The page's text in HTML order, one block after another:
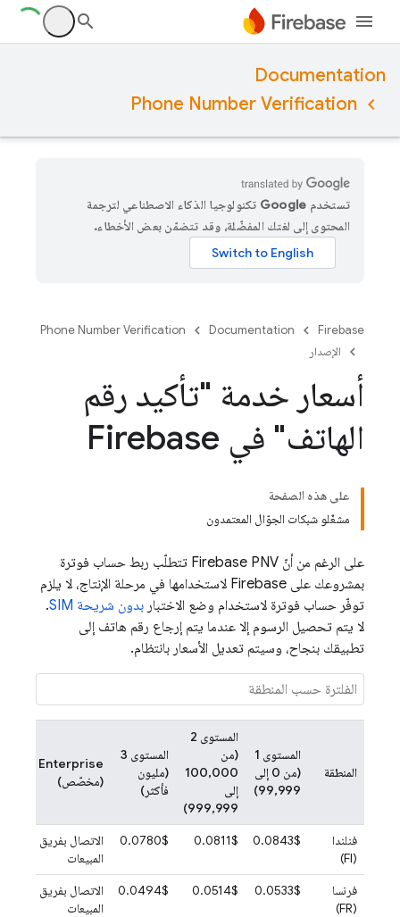
Documentation
Phone Number Verification
تستخدم Google تكنولوجيا الذكاء الاصطناعي لترجمة
المحتوى إلى لغتك المفضّلة، وقد تتضمّن بعض الأخطاء.
Firebase
Documentation
Phone Number Verification
الإصدار
أسعار خدمة "تأكيد رقم
الهاتف" في Firebase
على هذه الصفحة
مشغّلو شبكات الجوّال المعتمدون
على الرغم من أنّ Firebase PNV تتطلّب ربط حساب فوترة
بمشروعك على Firebase لاستخدامها في مرحلة الإنتاج، لا يلزم
توفّر حساب فوترة لاستخدام وضع الاختبار بدون شريحة SIM
.
لا يتم تحصيل الرسوم إلا عندما يتم إرجاع رقم هاتف إلى
تطبيقك بنجاح، وسيتم تعديل الأسعار بانتظام.
المنطقة
المستوى 1
(من 0 إلى
99,999)
المستوى 2
(من
100,000
إلى
999,999)
المستوى 3
(مليون
فأكثر)
‫Enterprise
(مخصّص)
فنلندا
(FI)
0.0843$
0.0811$
0.0780$
الاتصال بفريق
المبيعات
فرنسا
(FR)
0.0533$
0.0514$
0.0494$
الاتصال بفريق
المبيعات